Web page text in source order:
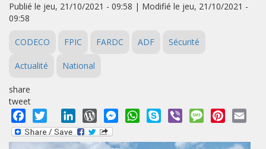
Publié le jeu, 21/10/2021 - 09:58 | Modifié le jeu, 21/10/2021 -
09:58
CODECO FPIC FARDC ADF Sécurité
Actualité National
share
tweet
Facebook
Twitter LinkedInWordPressMessengerWhatsApp
Skype Viber MessagePinterest